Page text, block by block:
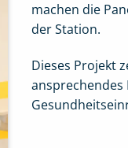
machen die
der Station.
Dieses Projekt
ansprechendes